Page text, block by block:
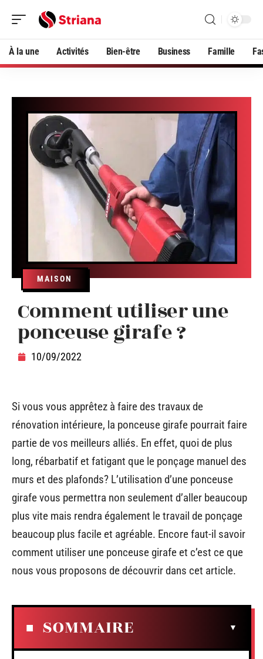
À la une Activités Bien-être Business Famille
MAISON
Comment utiliser une
ponceuse girafe ?
10/09/2022
Si vous vous apprêtez à faire des travaux de
rénovation intérieure, la ponceuse girafe pourrait faire
partie de vos meilleurs alliés. En effet, quoi de plus
long, rébarbatif et fatigant que le ponçage manuel des
murs et des plafonds? L’utilisation d’une ponceuse
girafe vous permettra non seulement d’aller beaucoup
plus vite mais rendra également le travail de ponçage
beaucoup plus facile et agréable. Encore faut-il savoir
comment utiliser une ponceuse girafe et c’est ce que
nous vous proposons de découvrir dans cet article.
SOMMAIRE